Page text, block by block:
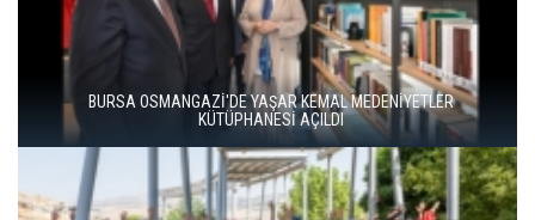
HERITAGE İSTANBUL 2026 BAŞLADI